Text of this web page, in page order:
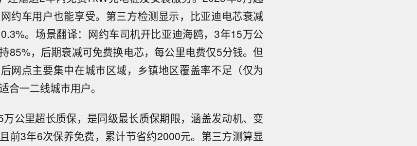
约车用户也能享受。第三方检测显示，比亚迪电芯衰减
。场景翻译：网约车司机开比亚迪海鸥，3年15万公
85%，后期衰减可免费换电芯，每公里电费仅5分钱。但
网点主要集中在城市区域，乡镇地区覆盖率不足（仅为
合一二线城市用户。
公里超长质保，是同级最长质保期限，涵盖发动机、变
前3年6次保养免费，累计节省约2000元。第三方测算显